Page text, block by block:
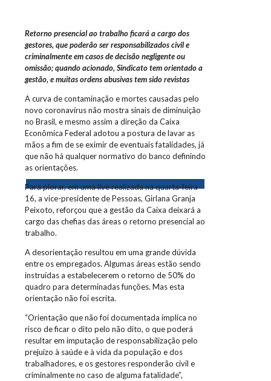
Retorno presencial ao trabalho ficará a cargo dos
gestores, que poderão ser responsabilizados civil e
criminalmente em casos de decisão negligente ou
omissão; quando acionado, Sindicato tem orientado a
gestão, e muitas ordens abusivas tem sido revistas
A curva de contaminação e mortes causadas pelo
novo coronavírus não mostra sinais de diminuição
no Brasil, e mesmo assim a direção da Caixa
Econômica Federal adotou a postura de lavar as
mãos a fim de se eximir de eventuais fatalidades, já
que não há qualquer normativo do banco definindo
as orientações.
Para piorar, em uma live realizada na quarta-feira
16, a vice-presidente de Pessoas, Girlana Granja
Peixoto, reforçou que a gestão da Caixa deixará a
cargo das chefias das áreas o retorno presencial ao
trabalho.
A desorientação resultou em uma grande dúvida
entre os empregados. Algumas áreas estão sendo
instruídas a estabelecerem o retorno de 50% do
quadro para determinadas funções. Mas esta
orientação não foi escrita.
“Orientação que não foi documentada implica no
risco de ficar o dito pelo não dito, o que poderá
resultar em imputação de responsabilização pelo
prejuízo à saúde e à vida da população e dos
trabalhadores, e os gestores responderão civil e
criminalmente no caso de alguma fatalidade”,